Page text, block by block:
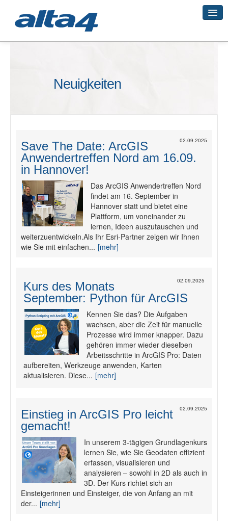
Smart City
3D-Vermessung
Fotodokumentation
Neuigkeiten
02.09.2025
Save The Date: ArcGIS
Anwendertreffen Nord am 16.09.
in Hannover!
Das ArcGIS Anwendertreffen Nord
findet am 16. September in
Hannover statt und bietet eine
Plattform, um voneinander zu
lernen, Ideen auszutauschen und
weiterzuentwickeln.Als Ihr Esri-Partner zeigen wir Ihnen
wie Sie mit einfachen... [mehr]
02.09.2025
Kurs des Monats
September: Python für ArcGIS
Kennen Sie das? Die Aufgaben
wachsen, aber die Zeit für manuelle
Prozesse wird immer knapper. Dazu
gehören immer wieder dieselben
Arbeitsschritte in ArcGIS Pro: Daten
aufbereiten, Werkzeuge anwenden, Karten
aktualisieren. Diese... [mehr]
02.09.2025
Einstieg in ArcGIS Pro leicht
gemacht!
In unserem 3-tägigen Grundlagenkurs
lernen Sie, wie Sie Geodaten effizient
erfassen, visualisieren und
analysieren – sowohl in 2D als auch in
3D. Der Kurs richtet sich an
Einsteigerinnen und Einsteiger, die von Anfang an mit
der... [mehr]